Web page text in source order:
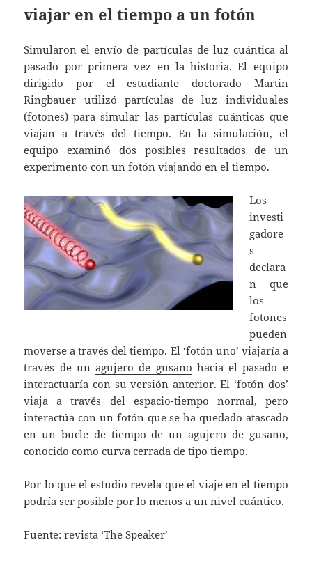
viajar en el tiempo a un fotón
Simularon el envío de partículas de luz cuántica al
pasado por primera vez en la historia. El equipo
dirigido por el estudiante doctorado Martin
Ringbauer utilizó partículas de luz individuales
(fotones) para simular las partículas cuánticas que
viajan a través del tiempo. En la simulación, el
equipo examinó dos posibles resultados de un
experimento con un fotón viajando en el tiempo.
Los
investi
gadore
s
declara
n que
los
fotones
pueden
moverse a través del tiempo. El ‘fotón uno’ viajaría a
través de unagujero de gusano hacia el pasado e
interactuaría con su versión anterior. El ‘fotón dos’
viaja a través del espacio-tiempo normal, pero
interactúa con un fotón que se ha quedado atascado
en un bucle de tiempo de un agujero de gusano,
conocido comocurva cerrada de tipo tiempo.
Por lo que el estudio revela que el viaje en el tiempo
podría ser posible por lo menos a un nivel cuántico.
Fuente: revista ‘The Speaker’